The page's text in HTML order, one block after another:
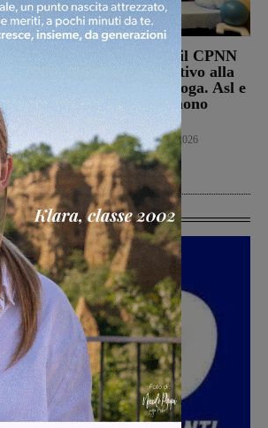
alla
di
se
Punto nascita: il CPNN
dà parere negativo alla
richiesta di deroga. Asl e
Regione esprimono
disappunto
Cronaca 6 Agosto 2026